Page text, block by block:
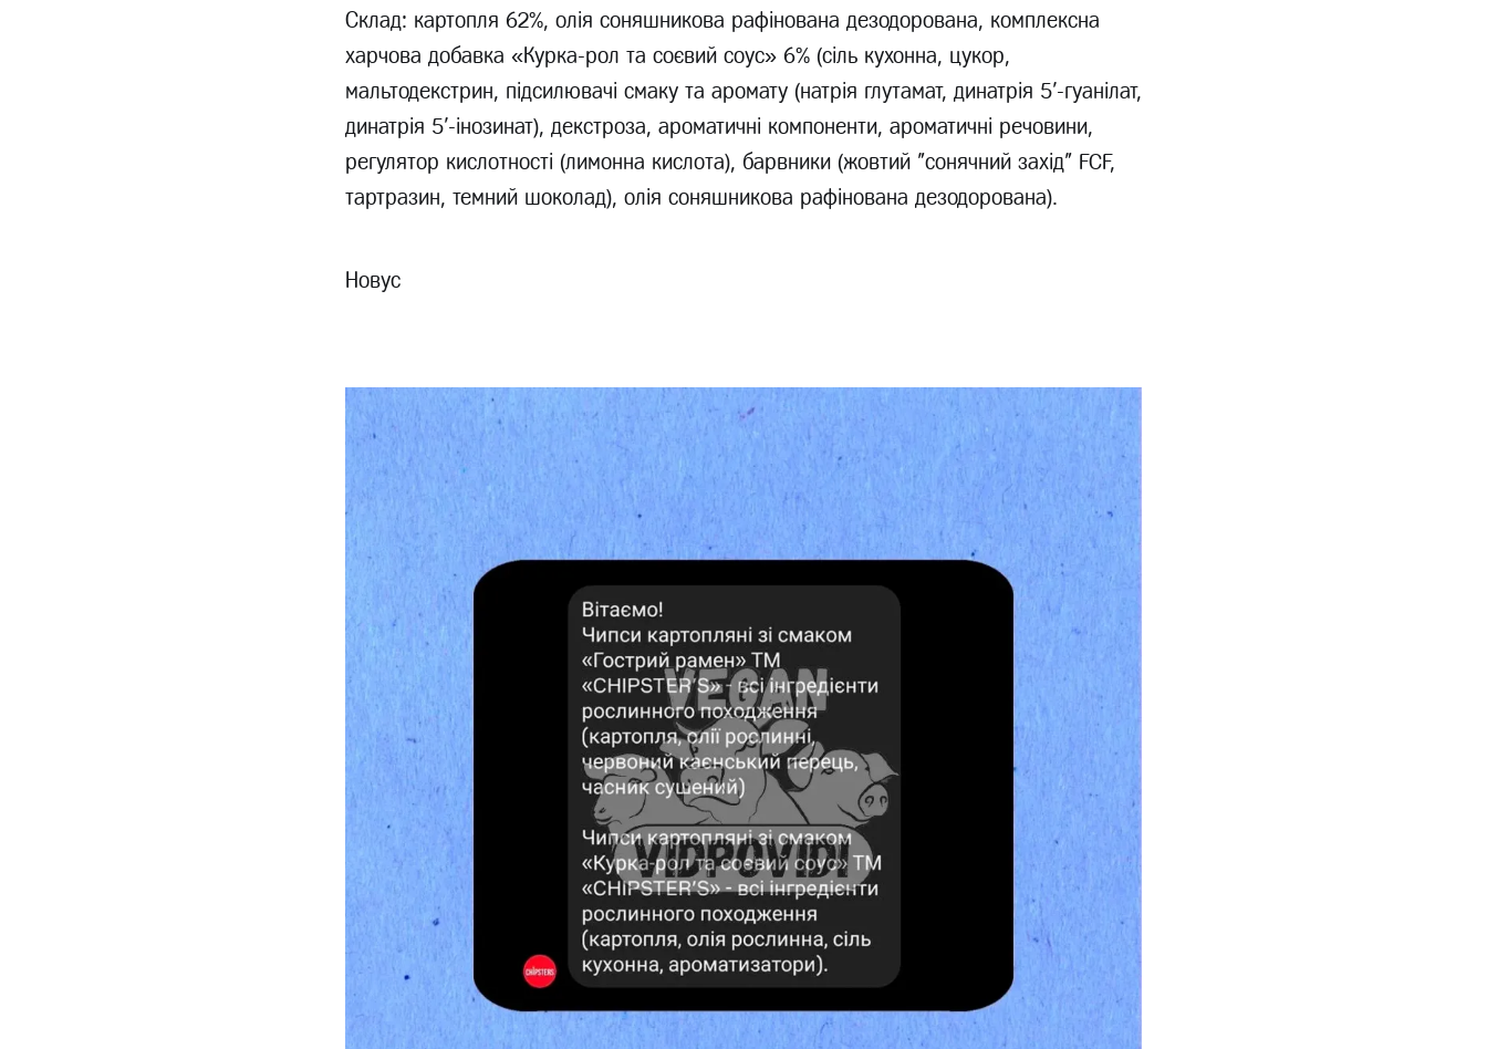
Склад: картопля 62%, олія соняшникова рафінована дезодорована, комплексна
харчова добавка «Курка-рол та соєвий соус» 6% (сіль кухонна, цукор,
мальтодекстрин, підсилювачі смаку та аромату (натрія глутамат, динатрія 5'-гуанілат,
динатрія 5'-інозинат), декстроза, ароматичні компоненти, ароматичні речовини,
регулятор кислотності (лимонна кислота), барвники (жовтий "сонячний захід" FCF,
тартразин, темний шоколад), олія соняшникова рафінована дезодорована).
Новус